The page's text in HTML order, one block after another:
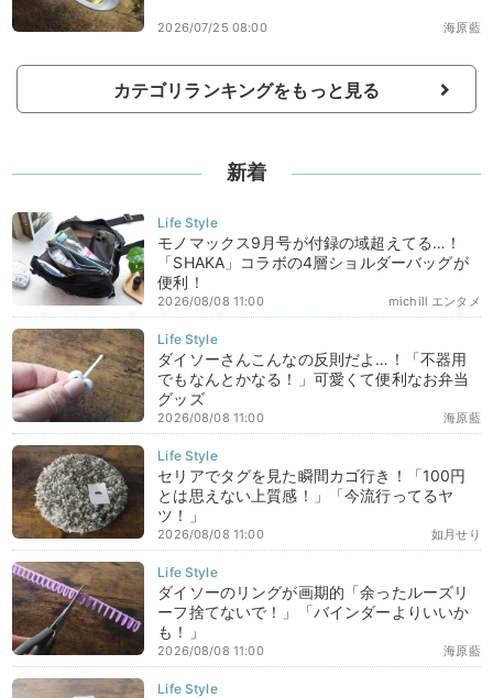
海原藍
2026/07/25 08:00
カテゴリランキングをもっと見る
新着
モノマックス9月号が付録の域超えてる…！
「SHAKA」コラボの4層ショルダーバッグが
便利！
michill エンタメ
2026/08/08 11:00
ダイソーさんこんなの反則だよ…！「不器用
でもなんとかなる！」可愛くて便利なお弁当
グッズ
海原藍
2026/08/08 11:00
セリアでタグを見た瞬間カゴ行き！「100円
とは思えない上質感！」「今流行ってるヤ
ツ！」
如月せり
2026/08/08 11:00
ダイソーのリングが画期的「余ったルーズリ
ーフ捨てないで！」「バインダーよりいいか
も！」
海原藍
2026/08/08 11:00